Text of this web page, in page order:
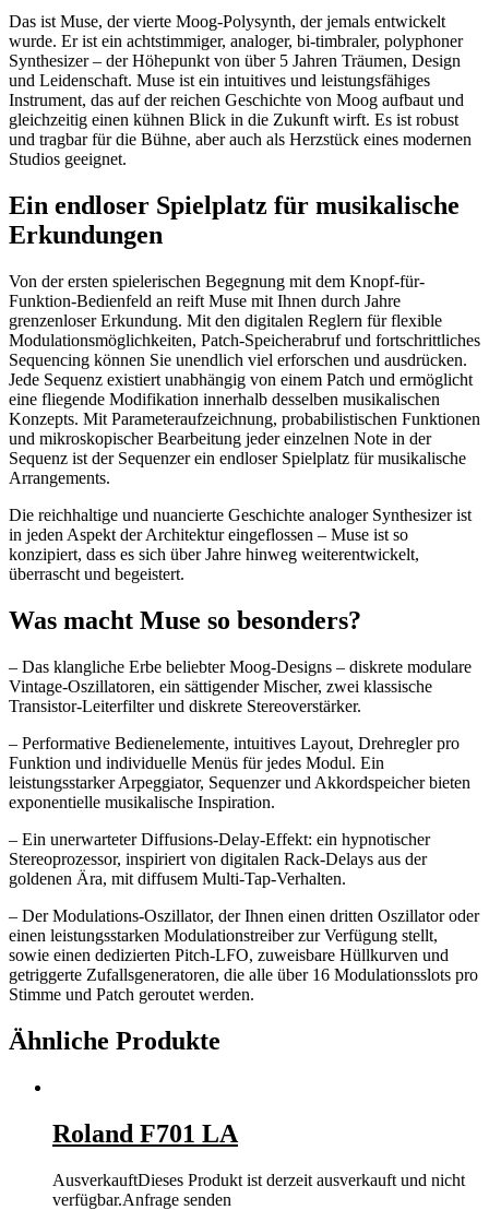
Das ist Muse, der vierte Moog-Polysynth, der jemals entwickelt
wurde. Er ist ein achtstimmiger, analoger, bi-timbraler, polyphoner
Synthesizer – der Höhepunkt von über 5 Jahren Träumen, Design
und Leidenschaft. Muse ist ein intuitives und leistungsfähiges
Instrument, das auf der reichen Geschichte von Moog aufbaut und
gleichzeitig einen kühnen Blick in die Zukunft wirft. Es ist robust
und tragbar für die Bühne, aber auch als Herzstück eines modernen
Studios geeignet.
Ein endloser Spielplatz für musikalische
Erkundungen
Von der ersten spielerischen Begegnung mit dem Knopf-für-
Funktion-Bedienfeld an reift Muse mit Ihnen durch Jahre
grenzenloser Erkundung. Mit den digitalen Reglern für flexible
Modulationsmöglichkeiten, Patch-Speicherabruf und fortschrittliches
Sequencing können Sie unendlich viel erforschen und ausdrücken.
Jede Sequenz existiert unabhängig von einem Patch und ermöglicht
eine fliegende Modifikation innerhalb desselben musikalischen
Konzepts. Mit Parameteraufzeichnung, probabilistischen Funktionen
und mikroskopischer Bearbeitung jeder einzelnen Note in der
Sequenz ist der Sequenzer ein endloser Spielplatz für musikalische
Arrangements.
Die reichhaltige und nuancierte Geschichte analoger Synthesizer ist
in jeden Aspekt der Architektur eingeflossen – Muse ist so
konzipiert, dass es sich über Jahre hinweg weiterentwickelt,
überrascht und begeistert.
Was macht Muse so besonders?
– Das klangliche Erbe beliebter Moog-Designs – diskrete modulare
Vintage-Oszillatoren, ein sättigender Mischer, zwei klassische
Transistor-Leiterfilter und diskrete Stereoverstärker.
– Performative Bedienelemente, intuitives Layout, Drehregler pro
Funktion und individuelle Menüs für jedes Modul. Ein
leistungsstarker Arpeggiator, Sequenzer und Akkordspeicher bieten
exponentielle musikalische Inspiration.
– Ein unerwarteter Diffusions-Delay-Effekt: ein hypnotischer
Stereoprozessor, inspiriert von digitalen Rack-Delays aus der
goldenen Ära, mit diffusem Multi-Tap-Verhalten.
– Der Modulations-Oszillator, der Ihnen einen dritten Oszillator oder
einen leistungsstarken Modulationstreiber zur Verfügung stellt,
sowie einen dedizierten Pitch-LFO, zuweisbare Hüllkurven und
getriggerte Zufallsgeneratoren, die alle über 16 Modulationsslots pro
Stimme und Patch geroutet werden.
Ähnliche Produkte
Roland F701 LA
AusverkauftDieses Produkt ist derzeit ausverkauft und nicht
verfügbar.Anfrage senden